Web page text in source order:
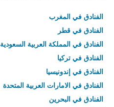
الفنادق في المغرب
الفنادق في قطر
الفنادق في المملكة العربية السعودية
الفنادق في تركيا
الفنادق في إندونيسيا
الفنادق في الامارات العربية المتحدة
الفنادق في البحرين